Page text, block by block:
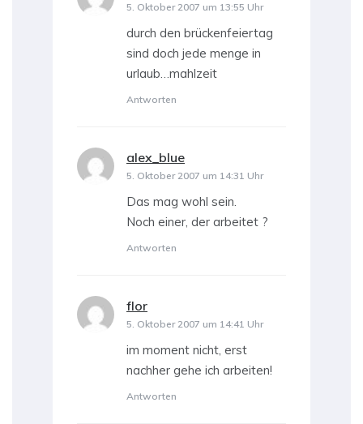
5. Oktober 2007 um 13:55 Uhr
durch den brückenfeiertag
sind doch jede menge in
urlaub…mahlzeit
Antworten
alex_blue
5. Oktober 2007 um 14:31 Uhr
Das mag wohl sein.
Noch einer, der arbeitet ?
Antworten
flor
5. Oktober 2007 um 14:41 Uhr
im moment nicht, erst
nachher gehe ich arbeiten!
Antworten